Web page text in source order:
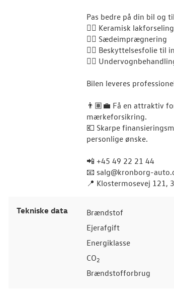
Pas bedre på din bil og
👉🏽 Keramisk lakforseling
👉🏽 Sædeimprægnering
👉🏽 Beskyttelsesfolie
👉🏽
Bilen leveres
👨🏽‍💼 Få en attraktiv
mærkeforsikring.
💶 Skarpe
personlige ønske.
📲 +45 49 22 21 44
📧 salg@kronborg-
📍 Klostermosevej 121,
Tekniske data Brændstof
Ejerafgift
Energiklasse
CO2
Brændstofforbrug